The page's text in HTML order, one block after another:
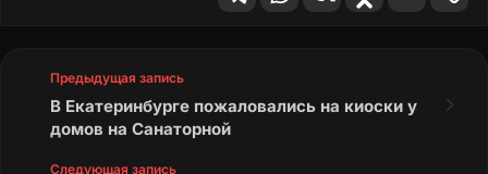
Предыдущая запись
В Екатеринбурге пожаловались на киоски у
домов на Санаторной
Следующая запись